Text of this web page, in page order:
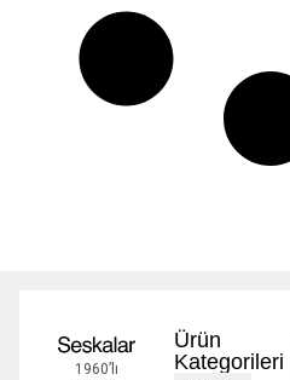
1960’lı
Ürün
Kategorileri